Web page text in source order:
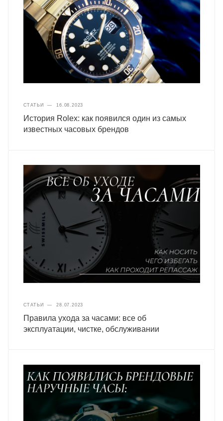
СТАТЬИ — 16.08.2023
История Rolex: как появился один из самых
известных часовых брендов
СТАТЬИ — 28.07.2023
Правила ухода за часами: все об
эксплуатации, чистке, обслуживании